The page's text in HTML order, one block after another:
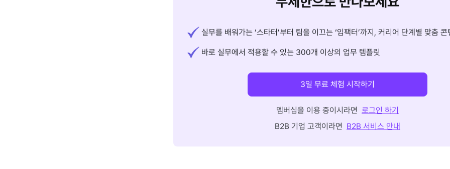
실무를 배워가는 ‘스타터’부터 팀을 이끄는 ‘임팩터’까지, 커리어 단계별 맞춤 콘
바로 실무에서 적용할 수 있는 300개 이상의 업무 템플릿
3일 무료 체험 시작하기
멤버십을 이용 중이시라면 로그인 하기
B2B 기업 고객이라면 B2B 서비스 안내